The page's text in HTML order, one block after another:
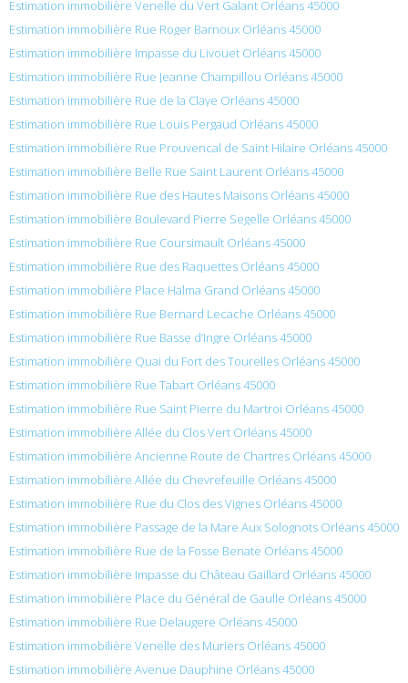
Estimation immobilière Venelle du Vert Galant Orléans 45000
Estimation immobilière Rue Roger Barnoux Orléans 45000
Estimation immobilière Impasse du Livouet Orléans 45000
Estimation immobilière Rue Jeanne Champillou Orléans 45000
Estimation immobilière Rue de la Claye Orléans 45000
Estimation immobilière Rue Louis Pergaud Orléans 45000
Estimation immobilière Rue Prouvencal de Saint Hilaire Orléans 45000
Estimation immobilière Belle Rue Saint Laurent Orléans 45000
Estimation immobilière Rue des Hautes Maisons Orléans 45000
Estimation immobilière Boulevard Pierre Segelle Orléans 45000
Estimation immobilière Rue Coursimault Orléans 45000
Estimation immobilière Rue des Raquettes Orléans 45000
Estimation immobilière Place Halma Grand Orléans 45000
Estimation immobilière Rue Bernard Lecache Orléans 45000
Estimation immobilière Rue Basse d’Ingre Orléans 45000
Estimation immobilière Quai du Fort des Tourelles Orléans 45000
Estimation immobilière Rue Tabart Orléans 45000
Estimation immobilière Rue Saint Pierre du Martroi Orléans 45000
Estimation immobilière Allée du Clos Vert Orléans 45000
Estimation immobilière Ancienne Route de Chartres Orléans 45000
Estimation immobilière Allée du Chevrefeuille Orléans 45000
Estimation immobilière Rue du Clos des Vignes Orléans 45000
Estimation immobilière Passage de la Mare Aux Solognots Orléans 45000
Estimation immobilière Rue de la Fosse Benate Orléans 45000
Estimation immobilière Impasse du Château Gaillard Orléans 45000
Estimation immobilière Place du Général de Gaulle Orléans 45000
Estimation immobilière Rue Delaugere Orléans 45000
Estimation immobilière Venelle des Muriers Orléans 45000
Estimation immobilière Avenue Dauphine Orléans 45000